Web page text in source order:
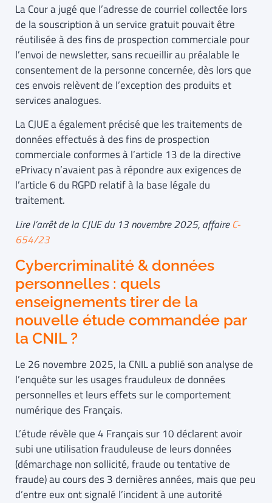
La Cour a jugé que l’adresse de courriel collectée lors
de la souscription à un service gratuit pouvait être
réutilisée à des fins de prospection commerciale pour
l’envoi de newsletter, sans recueillir au préalable le
consentement de la personne concernée, dès lors que
ces envois relèvent de l’exception des produits et
services analogues.
La CJUE a également précisé que les traitements de
données effectués à des fins de prospection
commerciale conformes à l’article 13 de la directive
ePrivacy n’avaient pas à répondre aux exigences de
l’article 6 du RGPD relatif à la base légale du
traitement.
Lire l’arrêt de la CJUE du 13 novembre 2025, affaireC-
654/23
Cybercriminalité & données
personnelles : quels
enseignements tirer de la
nouvelle étude commandée par
la CNIL ?
Le 26 novembre 2025, la CNIL a publié son analyse de
l’enquête sur les usages frauduleux de données
personnelles et leurs effets sur le comportement
numérique des Français.
L’étude révèle que 4 Français sur 10 déclarent avoir
subi une utilisation frauduleuse de leurs données
(démarchage non sollicité, fraude ou tentative de
fraude) au cours des 3 dernières années, mais que peu
d’entre eux ont signalé l’incident à une autorité